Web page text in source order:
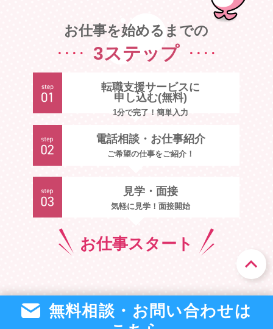
お仕事を始めるまでの
3ステップ
転職支援サービスに
申し込む(無料)
1分で完了！簡単入力
電話相談・お仕事紹介
ご希望の仕事をご紹介！
見学・面接
気軽に見学！面接開始
お仕事スタート
無料相談・お問い合わせは